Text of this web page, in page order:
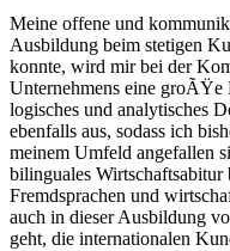
Meine offene und
Ausbildung beim stetigen
konnte, wird mir bei der
Unternehmens eine groÃŸe
logisches und analytisches
ebenfalls aus, sodass ich
meinem Umfeld angefallen
bilinguales
Fremdsprachen und
auch in dieser Ausbildung
geht, die internationalen